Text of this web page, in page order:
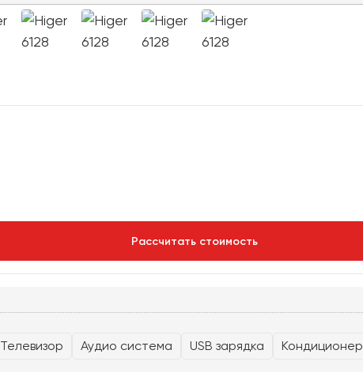
Рассчитать стоимость
Телевизор Аудио система USB зарядка Кондиционер